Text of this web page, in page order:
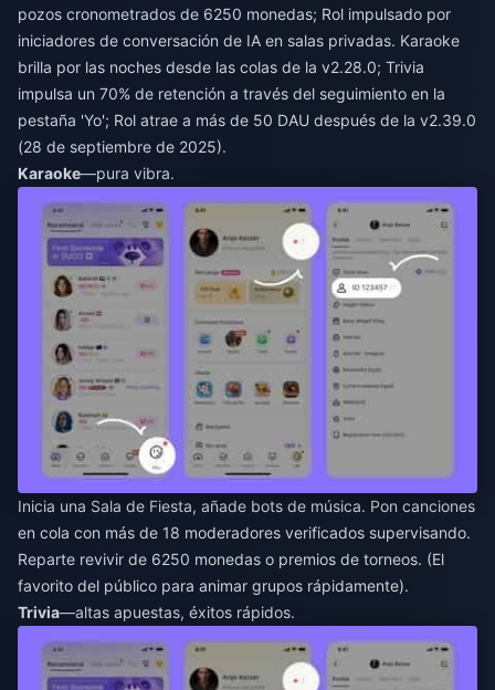
pozos cronometrados de 6250 monedas; Rol impulsado por
iniciadores de conversación de IA en salas privadas. Karaoke
brilla por las noches desde las colas de la v2.28.0; Trivia
impulsa un 70% de retención a través del seguimiento en la
pestaña 'Yo'; Rol atrae a más de 50 DAU después de la v2.39.0
(28 de septiembre de 2025).
Karaoke—pura vibra.
Inicia una Sala de Fiesta, añade bots de música. Pon canciones
en cola con más de 18 moderadores verificados supervisando.
Reparte revivir de 6250 monedas o premios de torneos. (El
favorito del público para animar grupos rápidamente).
Trivia—altas apuestas, éxitos rápidos.